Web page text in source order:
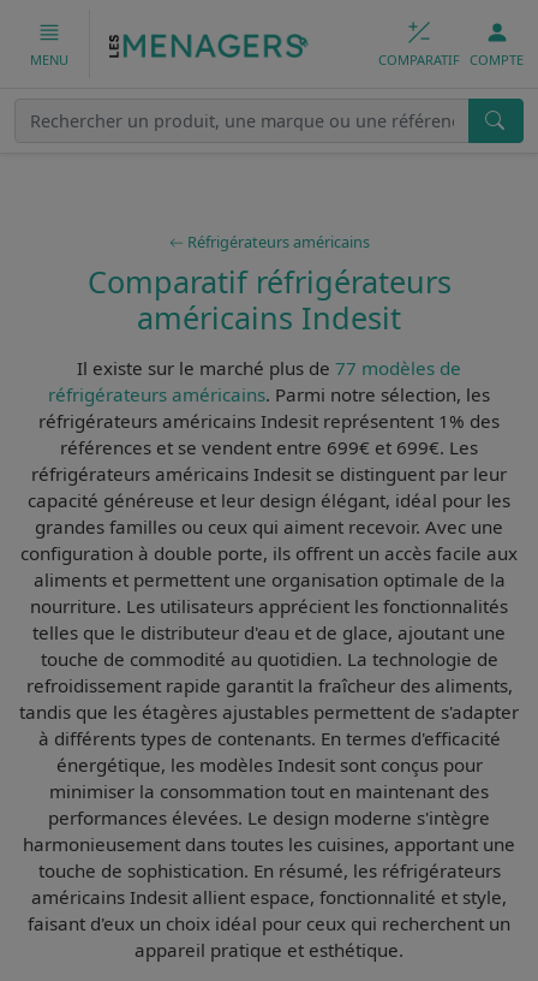
MENU COMPARATIF COMPTE
Réfrigérateurs américains
Comparatif réfrigérateurs
américains Indesit
Il existe sur le marché plus de 77 modèles de
réfrigérateurs américains. Parmi notre sélection, les
réfrigérateurs américains Indesit représentent 1% des
références et se vendent entre 699€ et 699€. Les
réfrigérateurs américains Indesit se distinguent par leur
capacité généreuse et leur design élégant, idéal pour les
grandes familles ou ceux qui aiment recevoir. Avec une
configuration à double porte, ils offrent un accès facile aux
aliments et permettent une organisation optimale de la
nourriture. Les utilisateurs apprécient les fonctionnalités
telles que le distributeur d'eau et de glace, ajoutant une
touche de commodité au quotidien. La technologie de
refroidissement rapide garantit la fraîcheur des aliments,
tandis que les étagères ajustables permettent de s'adapter
à différents types de contenants. En termes d'efficacité
énergétique, les modèles Indesit sont conçus pour
minimiser la consommation tout en maintenant des
performances élevées. Le design moderne s'intègre
harmonieusement dans toutes les cuisines, apportant une
touche de sophistication. En résumé, les réfrigérateurs
américains Indesit allient espace, fonctionnalité et style,
faisant d'eux un choix idéal pour ceux qui recherchent un
appareil pratique et esthétique.